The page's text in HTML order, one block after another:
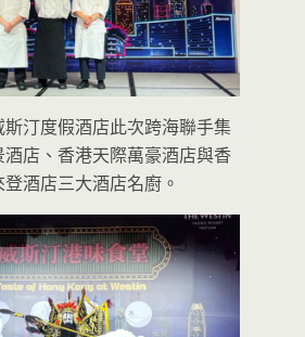
汀度假酒店此次跨海聯手集
店、香港天際萬豪酒店與香
酒店三大酒店名廚。